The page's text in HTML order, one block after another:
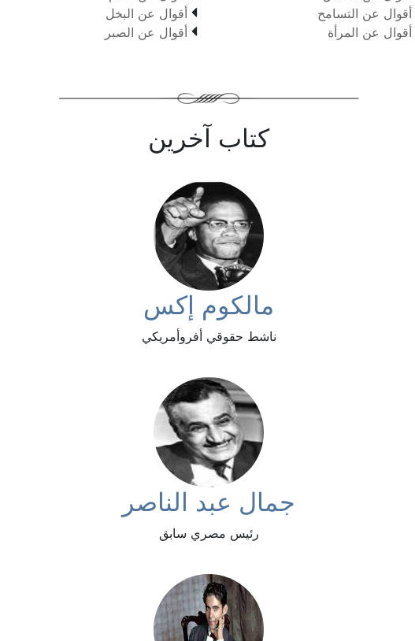
أقوال عن التسامح
أقوال عن المرأة
 أقوال عن البخل
 أقوال عن الصبر
كتاب آخرين
مالكوم إكس
ناشط حقوقي أفروأمريكي
جمال عبد الناصر
رئيس مصري سابق